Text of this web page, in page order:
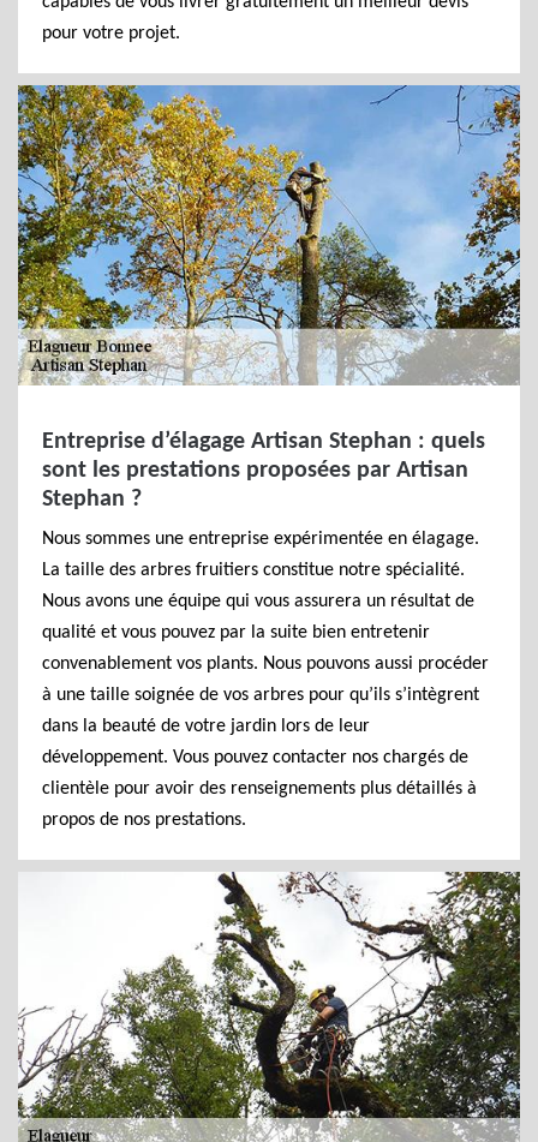
pour votre projet.
Entreprise d’élagage Artisan Stephan : quels
sont les prestations proposées par Artisan
Stephan ?
Nous sommes une entreprise expérimentée en élagage.
La taille des arbres fruitiers constitue notre spécialité.
Nous avons une équipe qui vous assurera un résultat de
qualité et vous pouvez par la suite bien entretenir
convenablement vos plants. Nous pouvons aussi procéder
à une taille soignée de vos arbres pour qu’ils s’intègrent
dans la beauté de votre jardin lors de leur
développement. Vous pouvez contacter nos chargés de
clientèle pour avoir des renseignements plus détaillés à
propos de nos prestations.